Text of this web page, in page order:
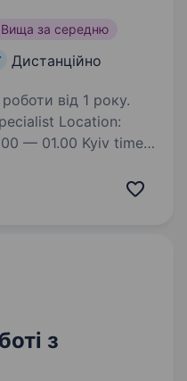
Вища за середню
Дистанційно
від 1 року.
Location:
— 01.00 Kyiv time,
з